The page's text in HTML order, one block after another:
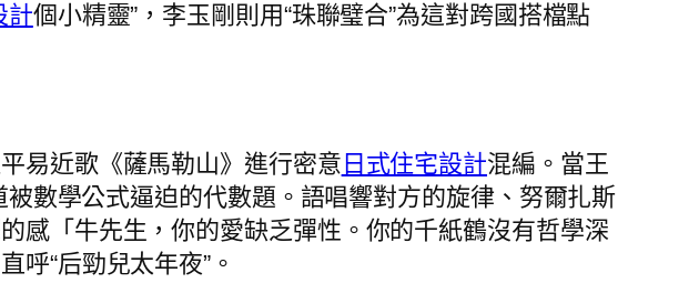
計個小精靈”，李玉剛則用“珠聯璧合”為這對跨國搭檔點
易近歌《薩馬勒山》進行密意 日式住宅設計混編。當王
數學公式逼迫的代數題。語唱響對方的旋律、努爾扎斯
感「牛先生，你的愛缺乏彈性。你的千紙鶴沒有哲學深
呼“后勁兒太年夜”。